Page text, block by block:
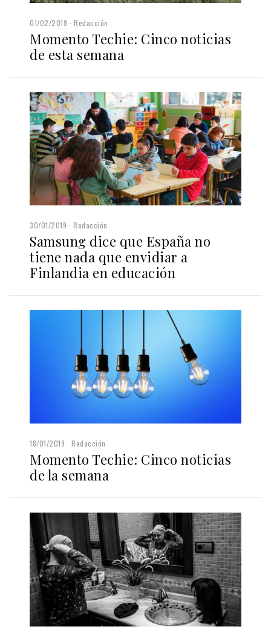
01/02/2019 Redacción
Momento Techie: Cinco noticias
de esta semana
30/01/2019 Redacción
Samsung dice que España no
tiene nada que envidiar a
Finlandia en educación
18/01/2019 Redacción
Momento Techie: Cinco noticias
de la semana